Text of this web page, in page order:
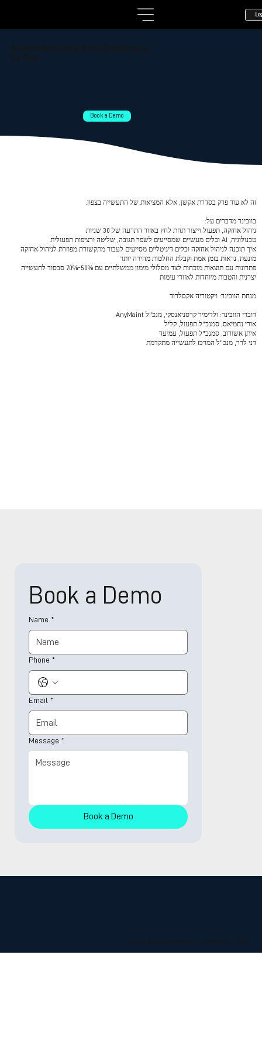
Book a Demo
זה לא עוד פרק בסדרת אקשן, אלא המציאות של התעשייה בצפון.
בוובינר מדברים על:
ניהול אחזקה, תפעול וייצור תחת לחץ באזור התרעה של 30 שניות
טכנולוגיה, AI וכלים מעשיים שמסייעים לשפר תגובה, שליטה ורציפות תפעולית
איך תוכנה לניהול אחזקה וכלים דיגיטליים מסייעים לעבור מתקשורת מפוזרת לניהול אחזקה
מונעת, נראות בזמן אמת וקבלת החלטות מהירה יותר
פתרונות עם תוצאות מוכחות לצד מסלולי מימון ממשלתיים עם 50%-70% סבסוד לתעשייה
יצרנית והטבות מיוחדות לאזורי עימות
מנחת הוובינר: ויקטוריה אקסלרוד
דוברי הוובינר: ולדימיר קרסניאנסקי, מנכ"ל AnyMaint
אורי נחמיאס, סמנכ"ל תפעול, קליל
איתן אשורוב, סמנכ"ל תפעול, עמיעד
דני לרר, מנכ"ל המרכז לתעשייה מתקדמת
Book a Demo
Name *
Phone *
Email *
Message *
Book a Demo